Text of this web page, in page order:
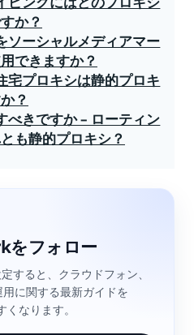
か？
ソーシャルメディアマー
できますか？
宅プロキシは静的プロキ
？
べきですか – ローティン
も静的プロキシ？
をフォロー
すると、クラウドフォン、
に関する最新ガイドを
なります。